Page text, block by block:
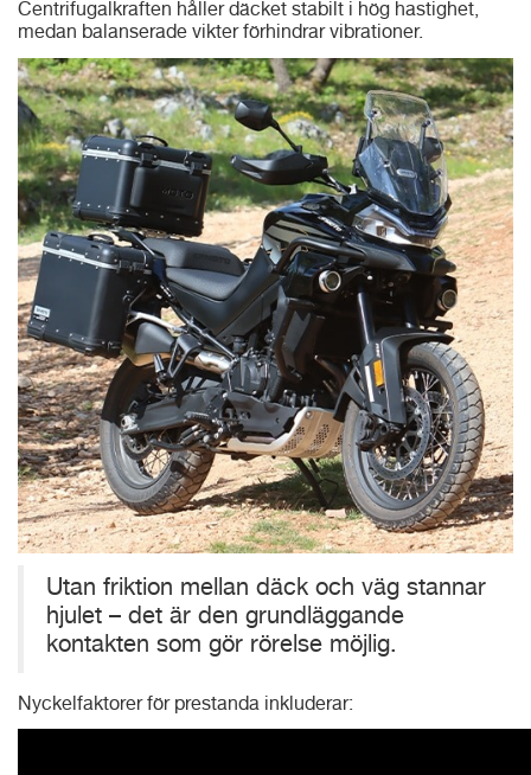
Centrifugalkraften håller däcket stabilt i hög hastighet,
medan balanserade vikter förhindrar vibrationer.
Utan friktion mellan däck och väg stannar
hjulet – det är den grundläggande
kontakten som gör rörelse möjlig.
Nyckelfaktorer för prestanda inkluderar: